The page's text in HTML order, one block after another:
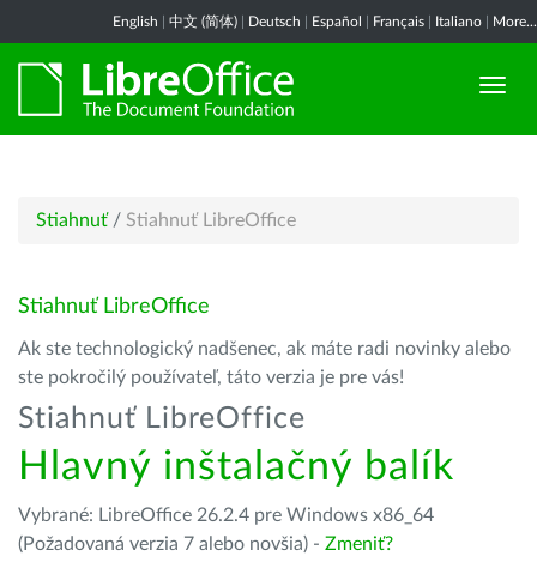
English 中文 (简体) Deutsch Español Français Italiano More...
Stiahnuť / Stiahnuť LibreOffice
Stiahnuť LibreOffice
Ak ste technologický nadšenec, ak máte radi novinky alebo
ste pokročilý používateľ, táto verzia je pre vás!
Stiahnuť LibreOffice
Hlavný inštalačný balík
Vybrané: LibreOffice 26.2.4 pre Windows x86_64
(Požadovaná verzia 7 alebo novšia) - Zmeniť?